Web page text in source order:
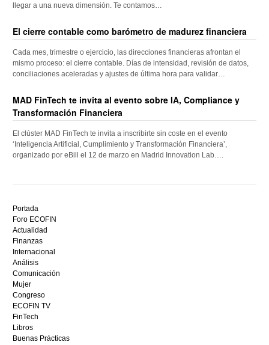
llegar a una nueva dimensión. Te contamos…
El cierre contable como barómetro de madurez financiera
Cada mes, trimestre o ejercicio, las direcciones financieras afrontan el
mismo proceso: el cierre contable. Días de intensidad, revisión de datos,
conciliaciones aceleradas y ajustes de última hora para validar…
MAD FinTech te invita al evento sobre IA, Compliance y
Transformación Financiera
El clúster MAD FinTech te invita a inscribirte sin coste en el evento
‘Inteligencia Artificial, Cumplimiento y Transformación Financiera’,
organizado por eBill el 12 de marzo en Madrid Innovation Lab….
mejor
bono
sin
depósito
casino
en
España,
visita
este
sitio
restaurantedonmauro.es
y
Portada
Foro ECOFIN
Actualidad
Finanzas
Internacional
Análisis
Comunicación
Mujer
Congreso
ECOFIN TV
FinTech
Libros
Buenas Prácticas